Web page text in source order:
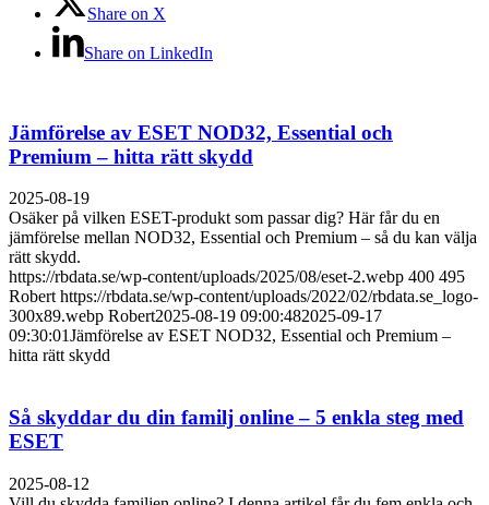
Share on X
Share on LinkedIn
Jämförelse av ESET NOD32, Essential och
Premium – hitta rätt skydd
2025-08-19
Osäker på vilken ESET-produkt som passar dig? Här får du en
jämförelse mellan NOD32, Essential och Premium – så du kan välja
rätt skydd.
https://rbdata.se/wp-content/uploads/2025/08/eset-2.webp 400 495
Robert https://rbdata.se/wp-content/uploads/2022/02/rbdata.se_logo-
300x89.webp Robert2025-08-19 09:00:482025-09-17
09:30:01Jämförelse av ESET NOD32, Essential och Premium –
hitta rätt skydd
Så skyddar du din familj online – 5 enkla steg med
ESET
2025-08-12